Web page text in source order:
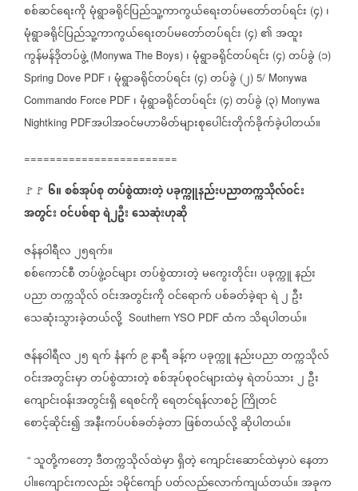
စစ်ဆင်ရေးကိုမုံရွာခရိုင်ပြည်သူ့ကာကွယ်‌‌ရေးတပ်မတော်တပ်ရင်း (၄) ၊
မုံရွာခရိုင်ပြည်သူ့ကာကွယ်‌‌ရေးတပ်မတော်တပ်ရင်း (၄) ၏အထူး
ကွန်မန်ဒိုတပ်ဖွဲ့ (Monywa The Boys) ၊မုံရွာခရိုင်တပ်ရင်း (၄) တပ်ခွဲ (၁)
Spring Dove PDF ၊မုံရွာခရိုင်တပ်ရင်း (၄) တပ်ခွဲ (၂) 5/ Monywa
Commando Force PDF ၊မုံရွာခရိုင်တပ်ရင်း (၄) တပ်ခွဲ (၃) Monywa
Nightking PDFအပါအဝင်မဟာမိတ်များစုပေါင်းတိုက်ခိုက်ခဲ့ပါတယ်။
========================
🚩🚩 ၆။စစ်အုပ်စုတပ်စွဲထားတဲ့ပခုက္ကူနည်းပညာတက္ကသိုလ်ဝင်း
အတွင်းဝင်ပစ်ရာရဲ၂ဦးသေဆုံးဟုဆို
ဇန်နဝါရီလ၂၅ရက်။
စစ်ကောင်စီတပ်ဖွဲ့ဝင်များတပ်စွဲထားတဲ့မကွေးတိုင်း၊ပခုက္ကူနည်း
ပညာတက္ကသိုလ်ဝင်းအတွင်းကိုဝင်ရောက်ပစ်ခတ်ခဲ့ရာရဲ၂ ဦး
သေဆုံးသွားခဲ့တယ်လို့ Southern YSO PDF ထံက သိရပါတယ်။
ဇန်နဝါရီလ၂၅ရက်နံနက် ၉နာရီခန့်ကပခုက္ကူနည်းပညာတက္ကသိုလ်
ဝင်းအတွင်းမှာတပ်စွဲထားတဲ့စစ်အုပ်စုဝင်များထဲမှရဲတပ်သား၂ ဦး
ကျောင်း၀န်းအတွင်းရှိရေစင်ကိုရေတင်ရန်လာစဉ် ကြိုတင်
စောင့်ဆိုင်း၍အနီးကပ်ပစ်ခတ်ခဲ့တာဖြစ်တယ်လို့ဆိုပါတယ်။
“ သူတို့ကတော့ဒီတက္ကသိုလ်ထဲမှာရှိတဲ့ကျောင်း‌ဆောင်ထဲမှာပဲနေတာ
ပါ။ကျောင်းကလည်း ၁မိုင်ကျော်ပတ်လည်လောက်ကျယ်တယ်။အခုက